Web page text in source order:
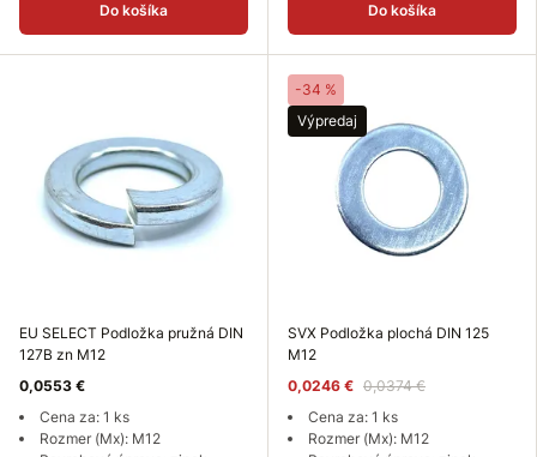
Do košíka Do košíka
EU SELECT Podložka pružná DIN
127B zn M12
0,0553 €
Cena za: 1 ks
Rozmer (Mx): M12
-34 %
Výpredaj
SVX Podložka plochá DIN 125
M12
0,0246 € 0,0374 €
Cena za: 1 ks
Rozmer (Mx): M12